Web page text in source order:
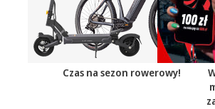
Czas na sezon rowerowy!